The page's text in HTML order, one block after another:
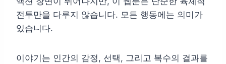
전투만을 다루지 않습니다. 모든 행동에는 의미가
있습니다.
이야기는 인간의 감정, 선택, 그리고 복수의 결과를